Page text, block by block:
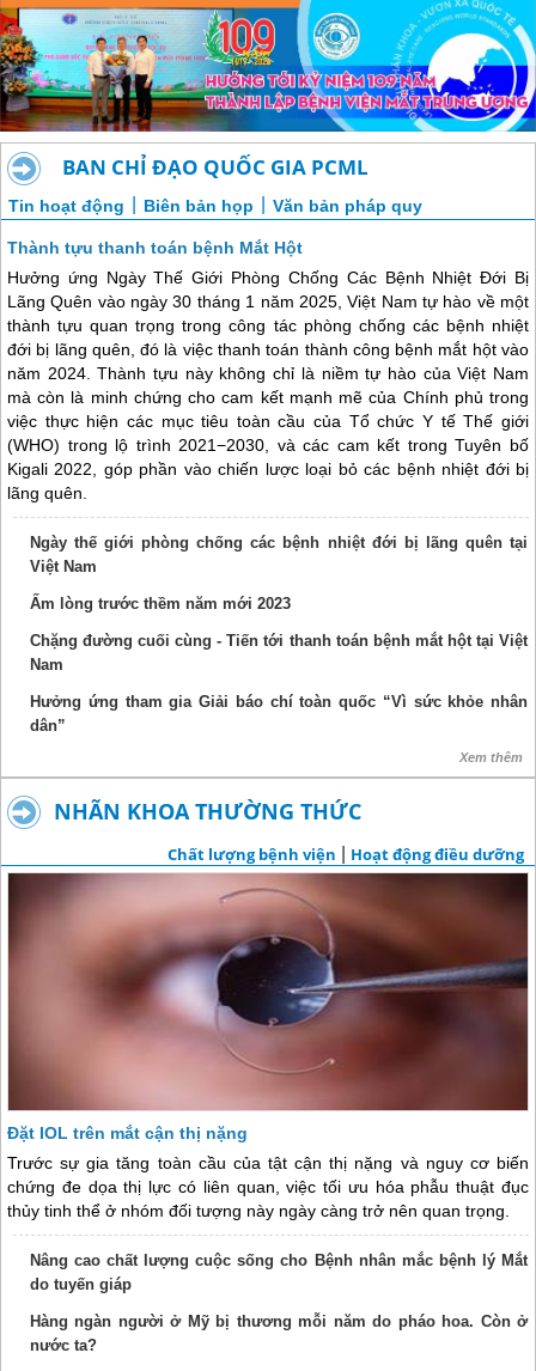
BAN CHỈ ĐẠO QUỐC GIA PCML
Tin hoạt động Biên bản họp Văn bản pháp quy
Thành tựu thanh toán bệnh Mắt Hột
Hưởng ứng Ngày Thế Giới Phòng Chống Các Bệnh Nhiệt Đới Bị
Lãng Quên vào ngày 30 tháng 1 năm 2025, Việt Nam tự hào về một
thành tựu quan trọng trong công tác phòng chống các bệnh nhiệt
đới bị lãng quên, đó là việc thanh toán thành công bệnh mắt hột vào
năm 2024. Thành tựu này không chỉ là niềm tự hào của Việt Nam
mà còn là minh chứng cho cam kết mạnh mẽ của Chính phủ trong
việc thực hiện các mục tiêu toàn cầu của Tổ chức Y tế Thế giới
(WHO) trong lộ trình 2021−2030, và các cam kết trong Tuyên bố
Kigali 2022, góp phần vào chiến lược loại bỏ các bệnh nhiệt đới bị
lãng quên.
Ngày thế giới phòng chống các bệnh nhiệt đới bị lãng quên tại
Việt Nam
Ấm lòng trước thềm năm mới 2023
Chặng đường cuối cùng - Tiến tới thanh toán bệnh mắt hột tại Việt
Nam
Hưởng ứng tham gia Giải báo chí toàn quốc “Vì sức khỏe nhân
dân”
Xem thêm
NHÃN KHOA THƯỜNG THỨC
Chất lượng bệnh viện Hoạt động điều dưỡng
Đặt IOL trên mắt cận thị nặng
Trước sự gia tăng toàn cầu của tật cận thị nặng và nguy cơ biến
chứng đe dọa thị lực có liên quan, việc tối ưu hóa phẫu thuật đục
thủy tinh thể ở nhóm đối tượng này ngày càng trở nên quan trọng.
Nâng cao chất lượng cuộc sống cho Bệnh nhân mắc bệnh lý Mắt
do tuyến giáp
Hàng ngàn người ở Mỹ bị thương mỗi năm do pháo hoa. Còn ở
nước ta?